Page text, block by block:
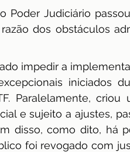
Poder Judiciário
dos obstáculos
impedir a
iniciados
Paralelamente,
e sujeito a ajustes,
disso, como dito, há
foi revogado com